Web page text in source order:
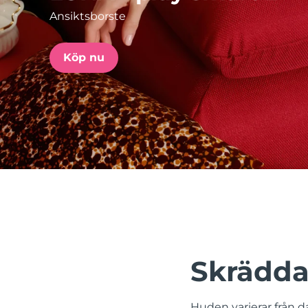
Ansiktsborste
Köp nu
issa™ Teeth Whitening Set
FAQ™ Dual LED Panel
POPULÄR